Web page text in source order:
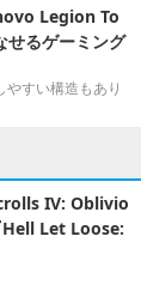
Legion To
るゲーミング
すい構造もあり
IV: Oblivio
Hell Let Loose: